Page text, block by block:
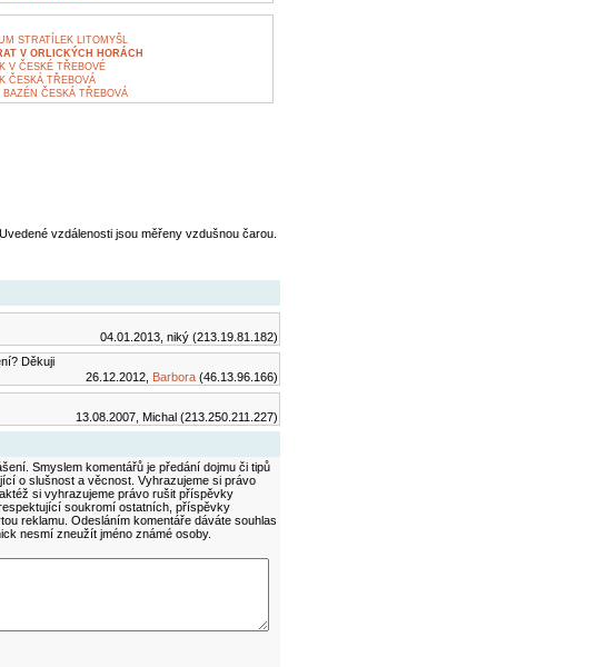
STRATÍLEK LITOMYŠL
V ORLICKÝCH HORÁCH
V ČESKÉ TŘEBOVÉ
ČESKÁ TŘEBOVÁ
BAZÉN ČESKÁ TŘEBOVÁ
Uvedené vzdálenosti jsou měřeny vzdušnou čarou.
04.01.2013, niký (213.19.81.182)
Děkuji
26.12.2012, Barbora (46.13.96.166)
13.08.2007, Michal (213.250.211.227)
Smyslem komentářů je předání dojmu či tipů
o slušnost a věcnost. Vyhrazujeme si právo
si vyhrazujeme právo rušit příspěvky
soukromí ostatních, příspěvky
reklamu. Odesláním komentáře dáváte souhlas
nesmí zneužít jméno známé osoby.